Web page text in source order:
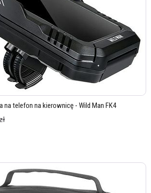
na telefon na kierownicę - Wild Man FK4